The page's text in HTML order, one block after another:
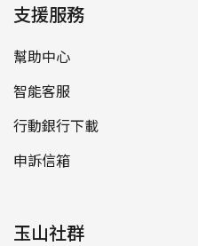
支援服務
幫助中心
智能客服
行動銀行下載
申訴信箱
玉山社群